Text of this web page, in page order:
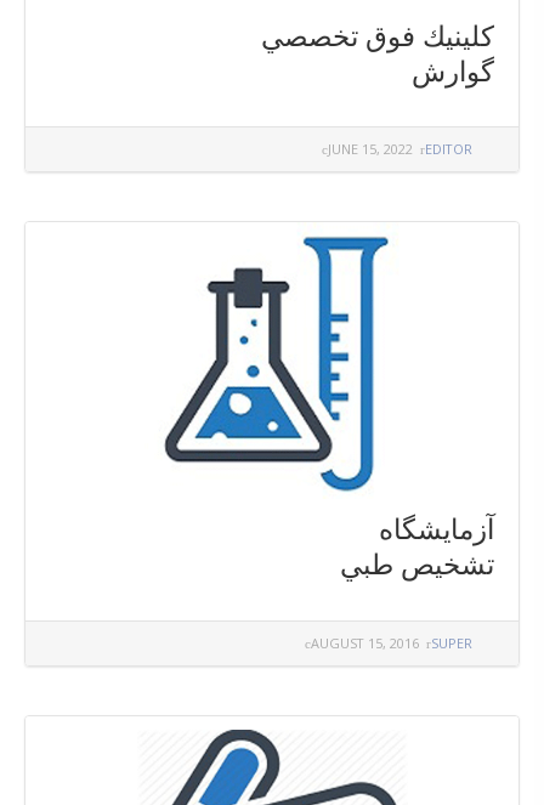
كلينيك فوق تخصصي
گوارش
JUNE 15, 2022 EDITOR
آزمايشگاه
تشخيص طبي
AUGUST 15, 2016 SUPER